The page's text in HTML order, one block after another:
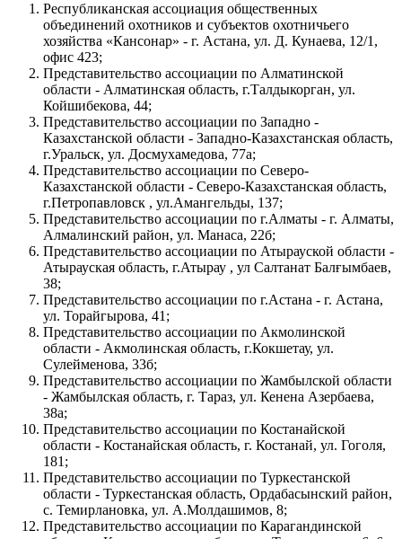
Республиканская ассоциация общественных
объединений охотников и субъектов охотничьего
хозяйства «Кансонар» - г. Астана, ул. Д. Кунаева, 12/1,
офис 423;
Представительство ассоциации по Алматинской
области - Алматинская область, г.Талдыкорган, ул.
Койшибекова, 44;
Представительство ассоциации по Западно -
Казахстанской области - Западно-Казахстанская область,
г.Уральск, ул. Досмухамедова, 77а;
Представительство ассоциации по Северо-
Казахстанской области - Северо-Казахстанская область,
г.Петропавловск , ул.Амангельды, 137;
Представительство ассоциации по г.Алматы - г. Алматы,
Алмалинский район, ул. Манаса, 22б;
Представительство ассоциации по Атырауской области -
Атырауская область, г.Атырау , ул Салтанат Балғымбаев,
38;
Представительство ассоциации по г.Астана - г. Астана,
ул. Торайгырова, 41;
Представительство ассоциации по Акмолинской
области - Акмолинская область, г.Кокшетау, ул.
Сулейменова, 33б;
Представительство ассоциации по Жамбылской области
- Жамбылская область, г. Тараз, ул. Кенена Азербаева,
38а;
Представительство ассоциации по Костанайской
области - Костанайская область, г. Костанай, ул. Гоголя,
181;
Представительство ассоциации по Туркестанской
области - Туркестанская область, Ордабасынский район,
с. Темирлановка, ул. А.Молдашимов, 8;
Представительство ассоциации по Карагандинской